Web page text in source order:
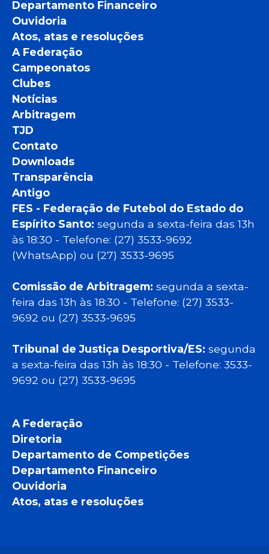
Departamento Financeiro
Ouvidoria
Atos, atas e resoluções
A Federação
Campeonatos
Clubes
Notícias
Arbitragem
TJD
Contato
Downloads
Transparência
Antigo
FES - Federação de Futebol do Estado do
Espírito Santo: segunda a sexta-feira das 13h
às 18:30 - Telefone: (27) 3533-9692
(WhatsApp) ou (27) 3533-9695
Comissão de Arbitragem: segunda a sexta-
feira das 13h às 18:30 - Telefone: (27) 3533-
9692 ou (27) 3533-9695
Tribunal de Justiça Desportiva/ES: segunda
a sexta-feira das 13h às 18:30 - Telefone: 3533-
9692 ou (27) 3533-9695
A Federação
Diretoria
Departamento de Competições
Departamento Financeiro
Ouvidoria
Atos, atas e resoluções